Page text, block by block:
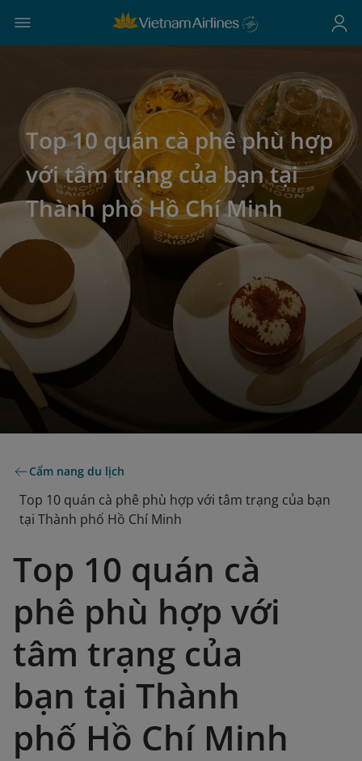
Top 10 quán cà phê phù hợp
với tâm trạng của bạn tại
Thành phố Hồ Chí Minh
Cẩm nang du lịch
Top 10 quán cà phê phù hợp với tâm trạng của bạn
tại Thành phố Hồ Chí Minh
Top 10 quán cà
phê phù hợp với
tâm trạng của
bạn tại Thành
phố Hồ Chí Minh